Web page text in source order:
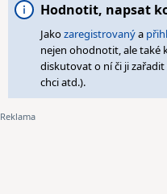
Hodnotit, napsat
Jakozaregistrovanýa
nejen ohodnotit, ale také
diskutovat o ní či ji
chci atd.).